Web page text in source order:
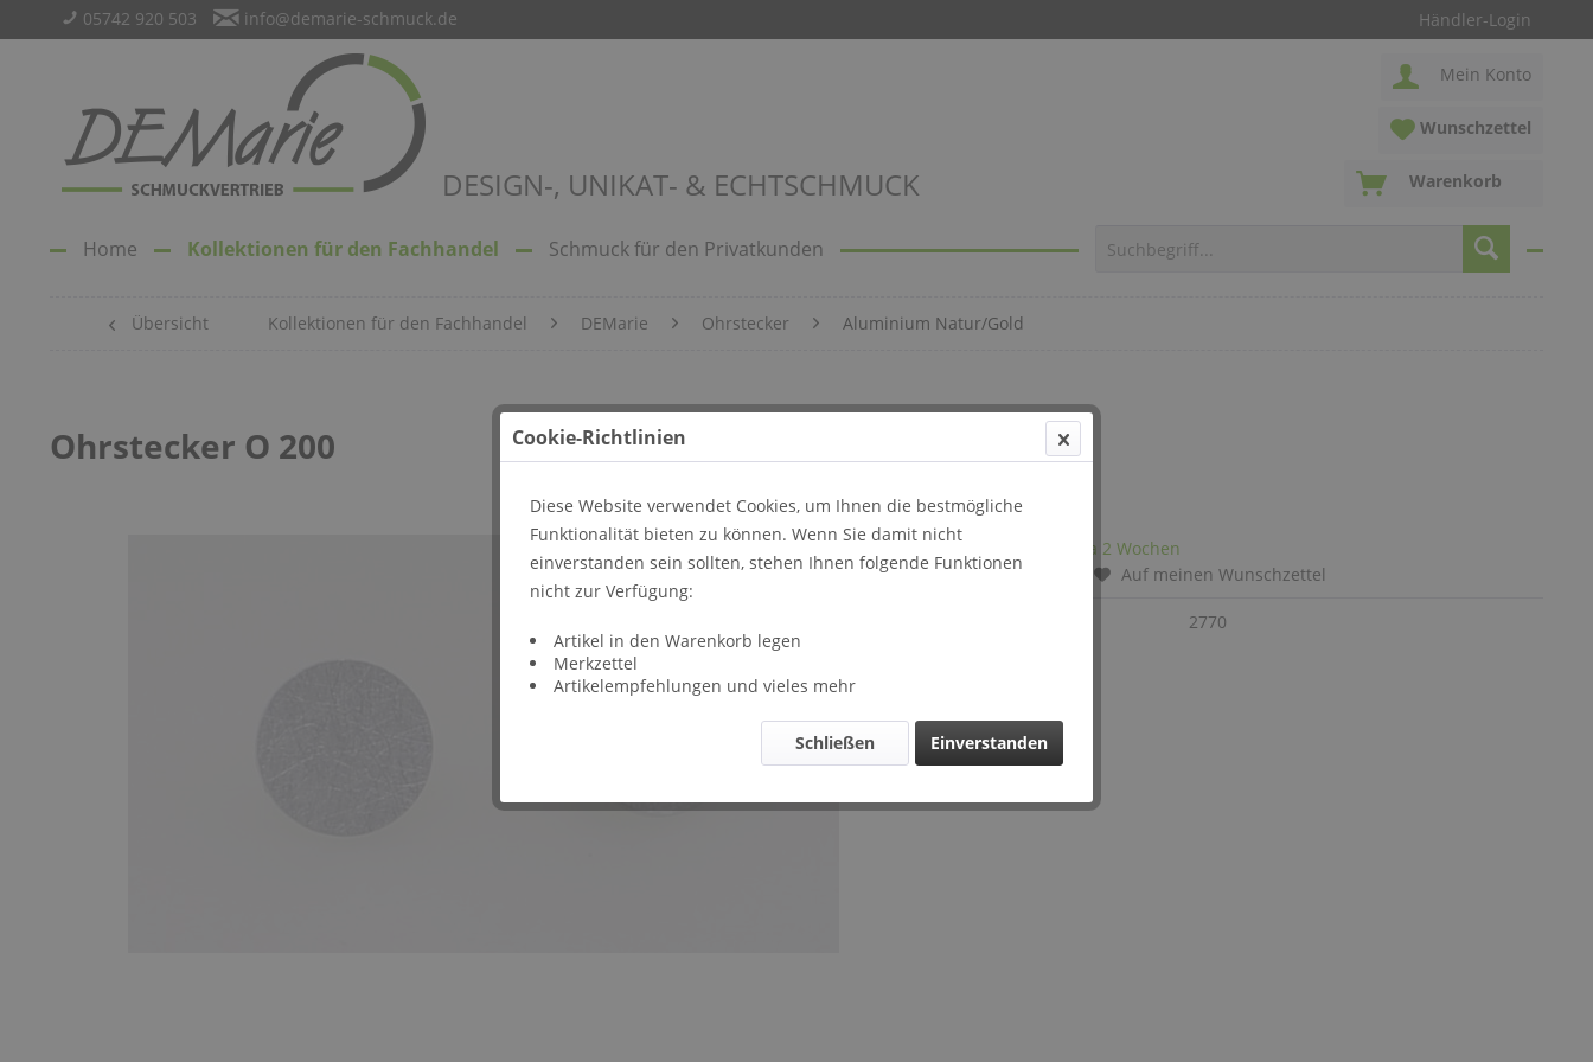
Händler-Login
05742 920 503 info@demarie-schmuck.de
DESIGN-, UNIKAT- & ECHTSCHMUCK
Mein Konto
Wunschzettel
Warenkorb
Home Kollektionen für den Fachhandel Schmuck für den Privatkunden
Übersicht Kollektionen für den Fachhandel DEMarie Ohrstecker Aluminium Natur/Gold
Ohrstecker O 200
Lieferzeit: ca 2 Wochen
Vergleichen
Auf meinen Wunschzettel
2770
Cookie-Richtlinien
Diese Website verwendet Cookies, um Ihnen die bestmögliche
Funktionalität bieten zu können. Wenn Sie damit nicht
einverstanden sein sollten, stehen Ihnen folgende Funktionen
nicht zur Verfügung:
Artikel in den Warenkorb legen
Merkzettel
Artikelempfehlungen und vieles mehr
Einverstanden
Schließen